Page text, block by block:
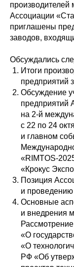
производителей
Ассоциации
приглашены
заводов,
Обсуждались
Итоги
предприятий
Обсуждение
предприятий
на 2-й
с 22 по 24
и главном
«RIMTOS-
«Крокус
Позиция
и проведению
Основные
и внедрения
«О
«О
РФ «Об